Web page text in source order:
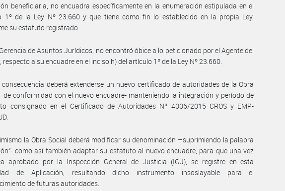
beneficiaria, no encuadra específicamente en la enumeración estipulada en el
1º de la Ley Nº 23.660 y que tiene como fin lo establecido en la propia Ley,
su estatuto registrado.
de Asuntos Jurídicos, no encontró óbice a lo peticionado por el Agente del
respecto a su encuadre en el inciso h) del artículo 1º de la Ley Nº 23.660.
consecuencia deberá extenderse un nuevo certificado de autoridades de la Obra
conformidad con el nuevo encuadre- manteniendo la integración y período de
consignado en el Certificado de Autoridades Nº 4006/2015 CROS y EMP-
la Obra Social deberá modificar su denominación –suprimiendo la palabra
como así también adaptar su estatuto al nuevo encuadre, para que una vez
aprobado por la Inspección General de Justicia (IGJ), se registre en esta
de Aplicación, resultando dicho instrumento insoslayable para el
de futuras autoridades.